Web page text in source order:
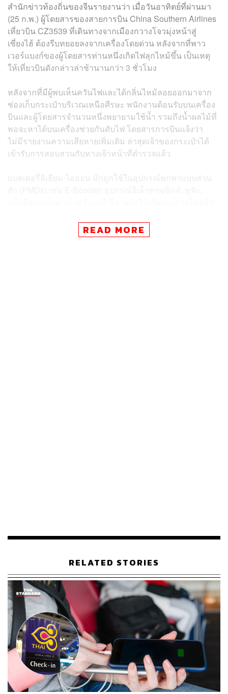
สำนักข่าวท้องถิ่นของจีนรายงานว่า เมื่อวันอาทิตย์ที่ผ่านมา
(25 ก.พ.) ผู้โดยสารของสายการบิน China Southern Airlines
เที่ยวบิน CZ3539 ที่เดินทางจากเมืองกวางโจวมุ่งหน้าสู่
เซี่ยงไฮ้ ต้องรีบทยอยลงจากเครื่องโดยด่วน หลังจากที่พาว
เวอร์แบงก์ของผู้โดยสารท่านหนึ่งเกิดไฟลุกไหม้ขึ้น เป็นเหตุ
ให้เที่ยวบินดังกล่าวล่าช้านานกว่า 3 ชั่วโมง
หลังจากที่มีผู้พบเห็นควันไฟและได้กลิ่นไหม้ลอยออกมาจาก
ช่องเก็บกระเป๋าบริเวณเหนือศีรษะ พนักงานต้อนรับบนเครื่อง
บินและผู้โดยสารจำนวนหนึ่งพยายามใช้น้ำ รวมถึงน้ำผลไม้ที่
พอจะหาได้บนเครื่องช่วยกันดับไฟ โดยสารการบินแจ้งว่า
ไม่มีรายงานความเสียหายเพิ่มเติม ล่าสุดเจ้าของกระเป๋าได้
เข้ารับการสอบสวนกับทางเจ้าหน้าที่ตำรวจแล้ว
แบตเตอรี่ลิเธียม-ไอออน มักถูกใช้ในอุปกรณ์พกพาแบบส่วน
อนุญาตจากองค์การการบินพลเรือนระหว่างประเทศ (ICAO)
ให้นำโหลดลงใต้ท้องเครื่อง แต่อย่างไรก็ตาม โดยทั่วไปแล้วก็
ABOUT THE AUTHOR
ณรงค์กร มโนจันทร์เพ็ญ
Content Creator กองบรรณาธิการข่าว THE
STANDARD
READ MORE
RELATED STORIES